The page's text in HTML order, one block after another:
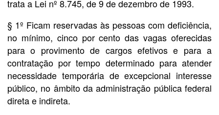
trata a Lei nº 8.745, de 9 de dezembro de 1993.
§ 1º Ficam reservadas às pessoas com deficiência,
no mínimo, cinco por cento das vagas oferecidas
para o provimento de cargos efetivos e para a
contratação por tempo determinado para atender
necessidade temporária de excepcional interesse
público, no âmbito da administração pública federal
direta e indireta.